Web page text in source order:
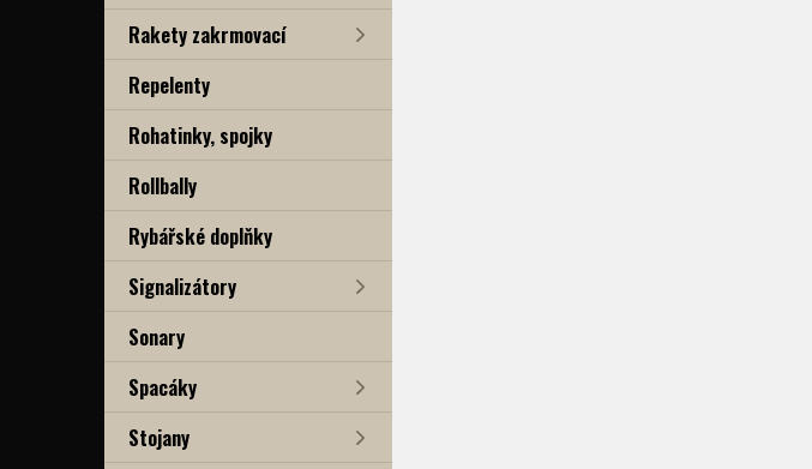
Rakety zakrmovací
Repelenty
Rohatinky, spojky
Rollbally
Rybářské doplňky
Signalizátory
Sonary
Spacáky
Stojany